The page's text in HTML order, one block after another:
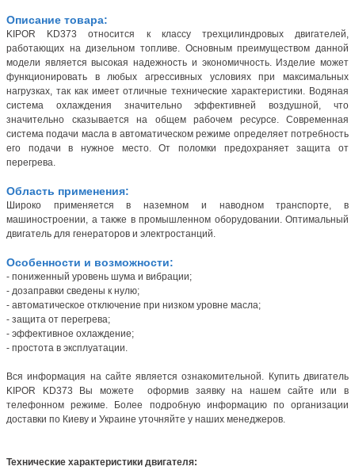
Описание товара:
KIPOR KD373 относится к классу трехцилиндровых двигателей,
работающих на дизельном топливе. Основным преимуществом данной
модели является высокая надежность и экономичность. Изделие может
функционировать в любых агрессивных условиях при максимальных
нагрузках, так как имеет отличные технические характеристики. Водяная
система охлаждения значительно эффективней воздушной, что
значительно сказывается на общем рабочем ресурсе. Современная
система подачи масла в автоматическом режиме определяет потребность
его подачи в нужное место. От поломки предохраняет защита от
перегрева.
Область применения:
Широко применяется в наземном и наводном транспорте, в
машиностроении, а также в промышленном оборудовании. Оптимальный
двигатель для генераторов и электростанций.
Особенности и возможности:
- пониженный уровень шума и вибрации;
- дозаправки сведены к нулю;
- автоматическое отключение при низком уровне масла;
- защита от перегрева;
- эффективное охлаждение;
- простота в эксплуатации.
Вся информация на сайте является ознакомительной. Купить двигатель
KIPOR KD373 Вы можете оформив заявку на нашем сайте или в
телефонном режиме. Более подробную информацию по организации
доставки по Киеву и Украине уточняйте у наших менеджеров.
Технические характеристики двигателя: